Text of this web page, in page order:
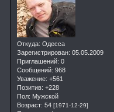
Откуда: Одесса
Зарегистрирован: 05.05.2009
Приглашений: 0
Сообщений: 968
Уважение: +561
Позитив: +228
Пол: Мужской
Возраст: 54 [1971-12-29]